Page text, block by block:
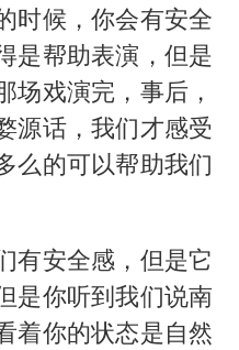
时候，你会有安全
是帮助表演，但是
场戏演完，事后，
源话，我们才感受
么的可以帮助我们
有安全感，但是它
是你听到我们说南
着你的状态是自然